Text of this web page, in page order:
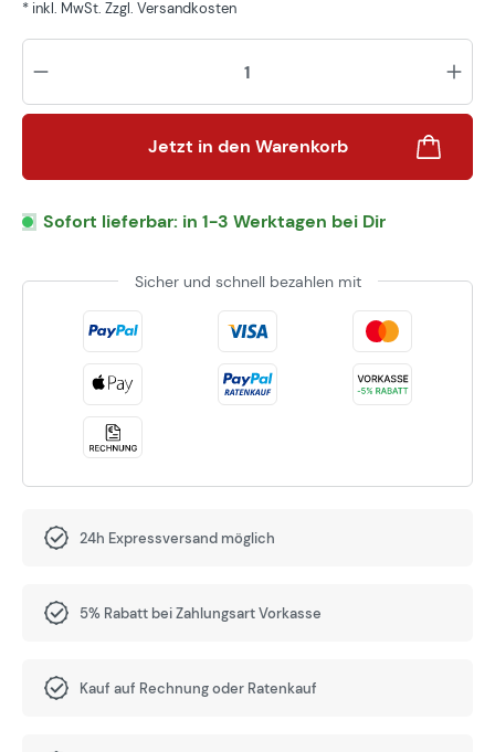
* inkl. MwSt. Zzgl. Versandkosten
Jetzt in den Warenkorb
Sofort lieferbar: in 1-3 Werktagen bei Dir
Sicher und schnell bezahlen mit
24h Expressversand möglich
5% Rabatt bei Zahlungsart Vorkasse
Kauf auf Rechnung oder Ratenkauf